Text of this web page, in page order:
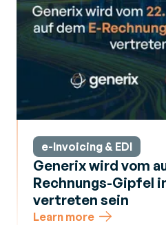
e-Invoicing & EDI
Generix wird vom
Rechnungs-Gipfel
vertreten sein
Learn more